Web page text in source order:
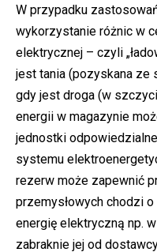
W przypadku
wykorzystanie różnic w
elektrycznej – czyli
jest tania (pozyskana ze
gdy jest droga (w
energii w magazynie
jednostki
systemu
rezerw może zapewnić
przemysłowych chodzi
energię elektryczną np.
zabraknie jej od